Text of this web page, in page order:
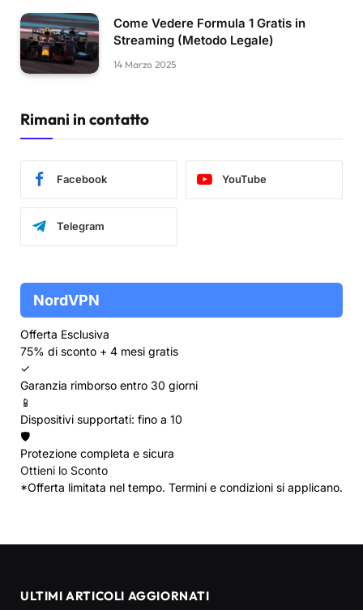
Come Vedere Formula 1 Gratis in
Streaming (Metodo Legale)
14 Marzo 2025
Rimani in contatto
Facebook YouTube
Telegram
NordVPN
Offerta Esclusiva
75% di sconto + 4 mesi gratis
✓
Garanzia rimborso entro 30 giorni
📱
Dispositivi supportati: fino a 10
🛡️
Protezione completa e sicura
Ottieni lo Sconto
*Offerta limitata nel tempo. Termini e condizioni si applicano.
ULTIMI ARTICOLI AGGIORNATI